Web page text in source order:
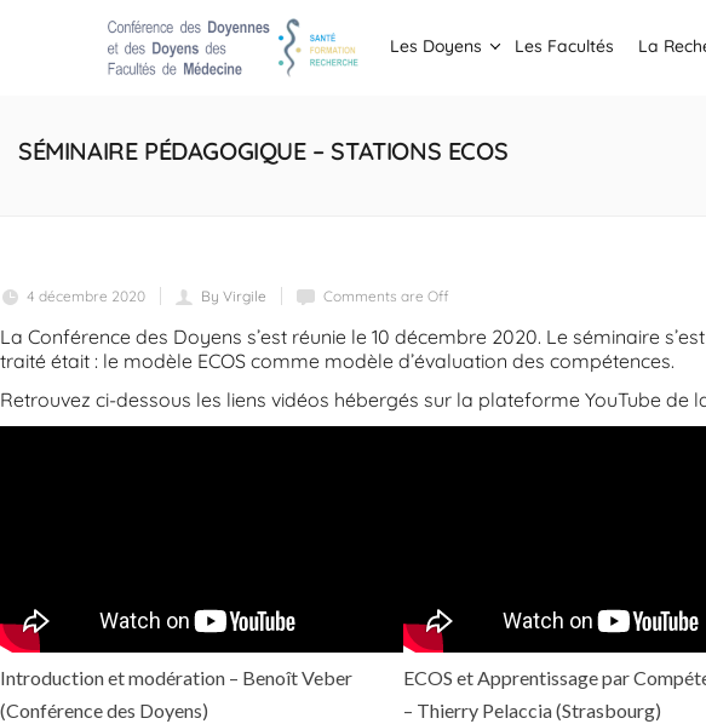
Les Doyens Les Facultés La
SÉMINAIRE PÉDAGOGIQUE – STATIONS ECOS
4 décembre 2020 By Virgile Comments are Off
La Conférence des Doyens s’est réunie le 10 décembre 2020. Le séminaire
traité était : le modèle ECOS comme modèle d’évaluation des compétences.
Retrouvez ci-dessous les liens vidéos hébergés sur la plateforme YouTube de
Introduction et modération – Benoît Veber
(Conférence des Doyens)
ECOS et Apprentissage par
– Thierry Pelaccia (Strasbourg)